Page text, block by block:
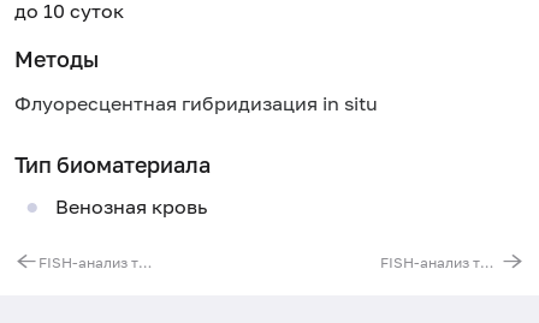
до 10 суток
Методы
Флуоресцентная гибридизация in situ
Тип биоматериала
Венозная кровь
FISH-анализ транслокации t(11;14)(q13;q32) FISH-анализ транслокации t(14;16)(IGH/MAFB)